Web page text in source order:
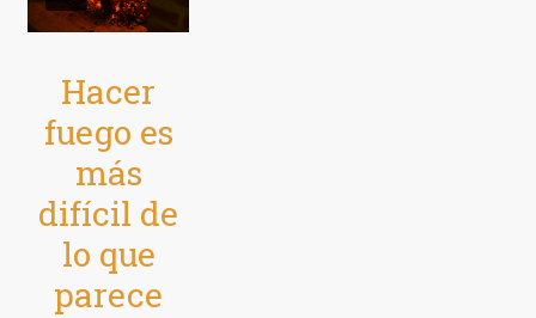
Hacer
fuego es
más
difícil de
lo que
parece